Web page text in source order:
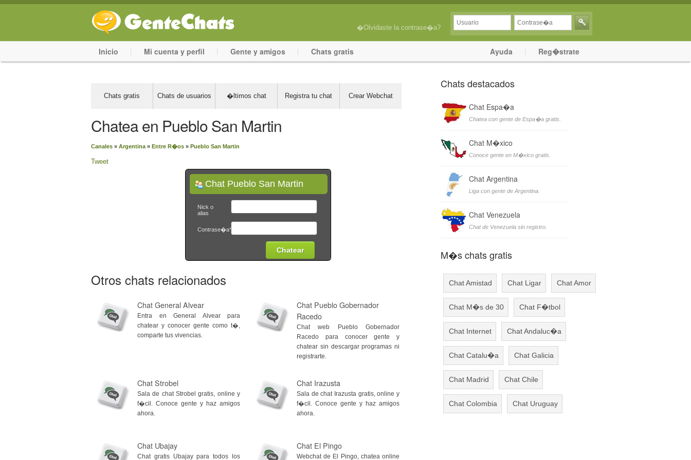
�Olvidaste la contrase�a?
Inicio Mi cuenta y perfil Gente y amigos Chats gratis Ayuda Reg�strate
Chats gratis Chats de usuarios �ltimos chat Registra tu chat Crear Webchat
Chatea en Pueblo San Martin
Canales » Argentina » Entre R�os » Pueblo San Martin
Tweet
Chat Pueblo San Martin
Nick o
alias
Contrase�a*
Otros chats relacionados
Chat General Alvear
Entra en General Alvear para
chatear y conocer gente como t�,
comparte tus vivencias.
Chat Pueblo Gobernador
Racedo
Chat web Pueblo Gobernador
Racedo para conocer gente y
chatear sin descargar programas ni
registrarte.
Chat Strobel
Sala de chat Strobel gratis, online y
f�cil. Conoce gente y haz amigos
ahora.
Chat Irazusta
Sala de chat Irazusta gratis, online y
f�cil. Conoce gente y haz amigos
ahora.
Chat Ubajay
Chat gratis Ubajay para todos los
Chat El Pingo
Webchat de El Pingo, chatea online
Chats destacados
Chat Espa�a
Chatea con gente de Espa�a gratis.
Chat M�xico
Conoce gente en M�xico gratis.
Chat Argentina
Liga con gente de Argentina.
Chat Venezuela
Chat de Venezuela sin registro.
M�s chats gratis
Chat Amistad Chat Ligar Chat Amor
Chat M�s de 30 Chat F�tbol
Chat Internet Chat Andaluc�a
Chat Catalu�a Chat Galicia
Chat Madrid Chat Chile
Chat Colombia Chat Uruguay